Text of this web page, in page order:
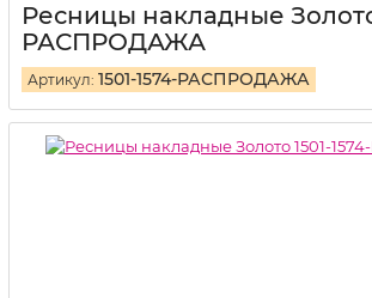
Ресницы накладные Золото
РАСПРОДАЖА
Артикул: 1501-1574-РАСПРОДАЖА